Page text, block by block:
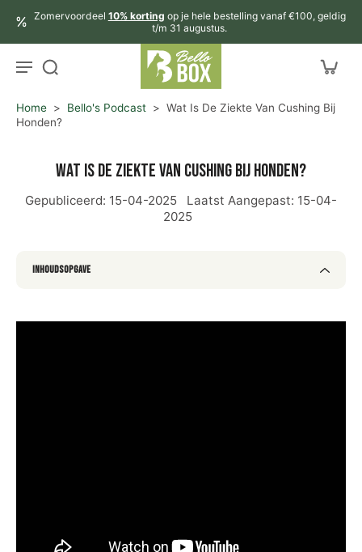
Zomervoordeel 10% korting op je hele bestelling vanaf €100, geldig
t/m 31 augustus.
Home > Bello's Podcast > Wat Is De Ziekte Van Cushing Bij
Honden?
Wat is de ziekte van Cushing bij honden?
Gepubliceerd: 15-04-2025 Laatst Aangepast: 15-04-
2025
Inhoudsopgave